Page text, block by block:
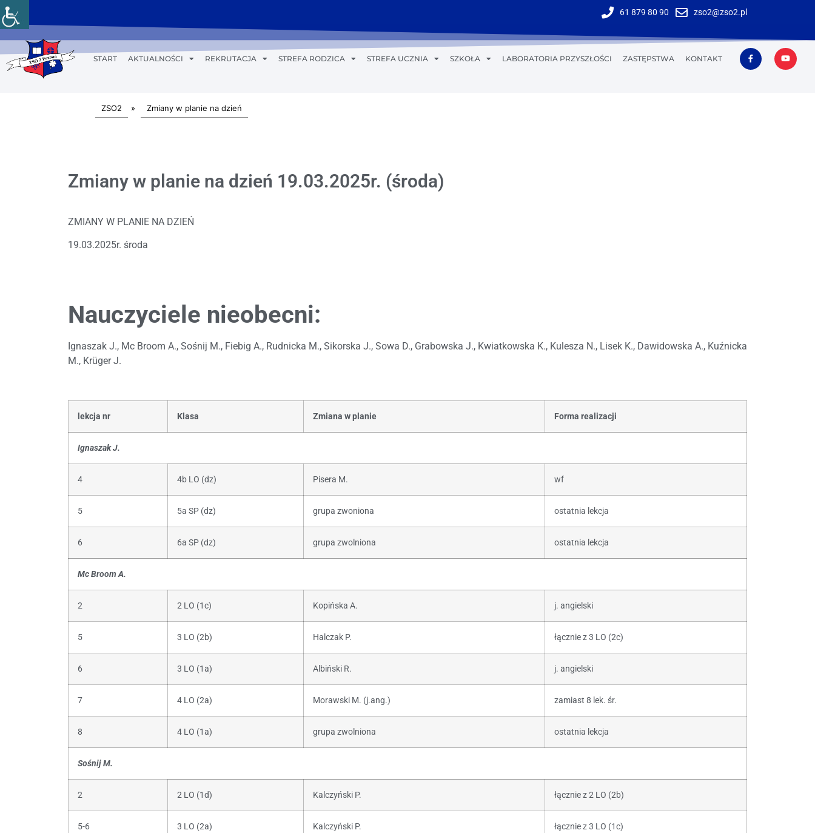
61 879 80 90 zso2@zso2.pl
START AKTUALNOŚCI REKRUTACJA STREFA RODZICA STREFA UCZNIA SZKOŁA LABORATORIA PRZYSZŁOŚCI ZASTĘPSTWA KONTAKT
ZSO2 » Zmiany w planie na dzień
Zmiany w planie na dzień 19.03.2025r. (środa)
ZMIANY W PLANIE NA DZIEŃ
19.03.2025r. środa
Nauczyciele nieobecni:
Ignaszak J., Mc Broom A., Sośnij M., Fiebig A., Rudnicka M., Sikorska J., Sowa D., Grabowska J., Kwiatkowska K., Kulesza N., Lisek K., Dawidowska A., Kuźnicka
M., Krüger J.
lekcja nr Klasa Zmiana w planie Forma realizacji
Ignaszak J.
4 4b LO (dz) Pisera M. wf
5 5a SP (dz) grupa zwoniona ostatnia lekcja
6 6a SP (dz) grupa zwolniona ostatnia lekcja
Mc Broom A.
2 2 LO (1c) Kopińska A. j. angielski
5 3 LO (2b) Halczak P. łącznie z 3 LO (2c)
6 3 LO (1a) Albiński R. j. angielski
7 4 LO (2a) Morawski M. (j.ang.) zamiast 8 lek. śr.
8 4 LO (1a) grupa zwolniona ostatnia lekcja
Sośnij M.
2 2 LO (1d) Kalczyński P. łącznie z 2 LO (2b)
5-6 3 LO (2a) Kalczyński P. łącznie z 3 LO (1c)